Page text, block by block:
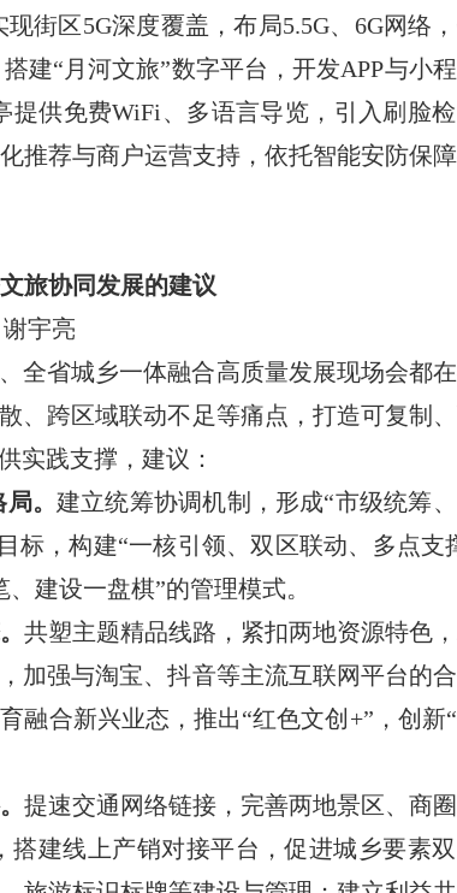
街区5G深度覆盖，布局5.5G、6G网络
建“月河文旅”数字平台，开发APP与小程
供免费WiFi、多语言导览，引入刷脸
推荐与商户运营支持，依托智能安防保
旅协同发展的建议
宇亮
全省城乡一体融合高质量发展现场会都
、跨区域联动不足等痛点，打造可复制
实践支撑，建议：
。 建立统筹协调机制，形成“市级统筹
标，构建“一核引领、双区联动、多点支
建设一盘棋”的管理模式。
共塑主题精品线路，紧扣两地资源特色
强与淘宝、抖音等主流互联网平台的合
合新兴业态，推出“红色文创+”，创新
提速交通网络链接，完善两地景区、商
建线上产销对接平台，促进城乡要素